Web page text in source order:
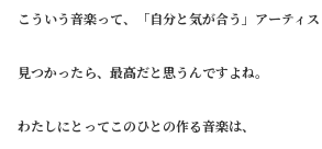
こういう音楽って、「自分と気が合う」アーティ
見つかったら、最高だと思うんですよね。
わたしにとってこのひとの作る音楽は、